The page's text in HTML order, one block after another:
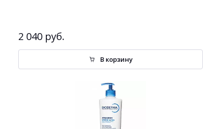
2 040 руб.
В корзину